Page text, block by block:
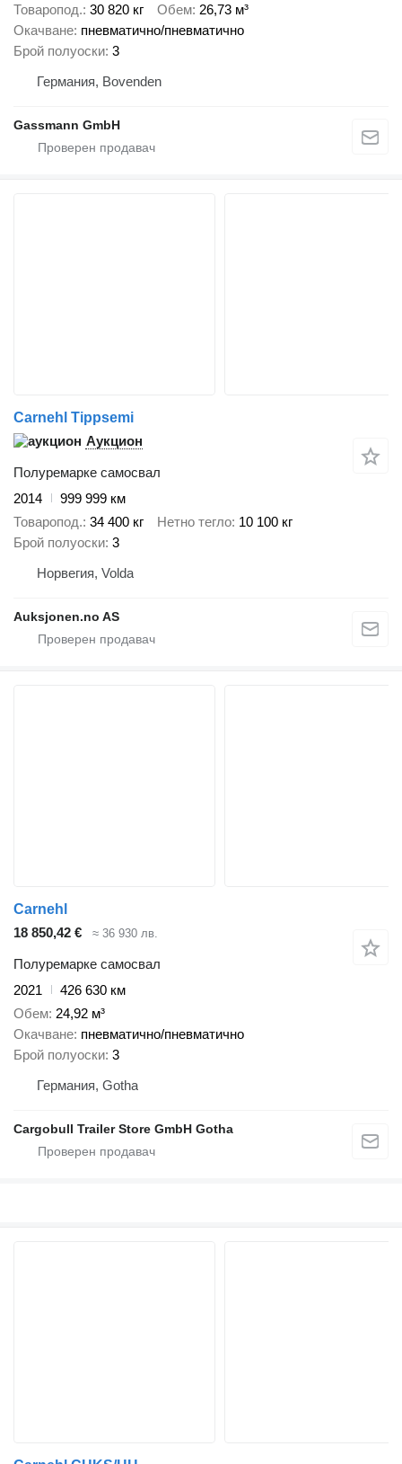
Товаропод. 30 820 кг Обем 26,73 м³
Окачване пневматично/пневматично
Брой полуоски 3
Германия, Bovenden
Gassmann GmbH
Carnehl Tippsemi
Аукцион
Полуремарке самосвал
2014
999 999 км
Товаропод. 34 400 кг Нетно тегло 10 100 кг
Брой полуоски 3
Норвегия, Volda
Auksjonen.no AS
Carnehl
18 850,42 €
≈ 36 930 лв.
Полуремарке самосвал
2021
426 630 км
Обем 24,92 м³
Окачване пневматично/пневматично
Брой полуоски 3
Германия, Gotha
Cargobull Trailer Store GmbH Gotha